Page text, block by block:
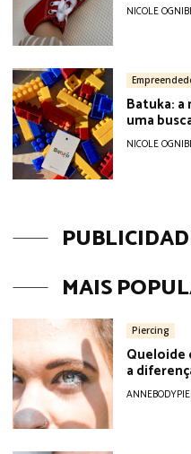
NICOLE
Batuka: a
uma
NICOLE
MAIS
Piercing
Queloide
a